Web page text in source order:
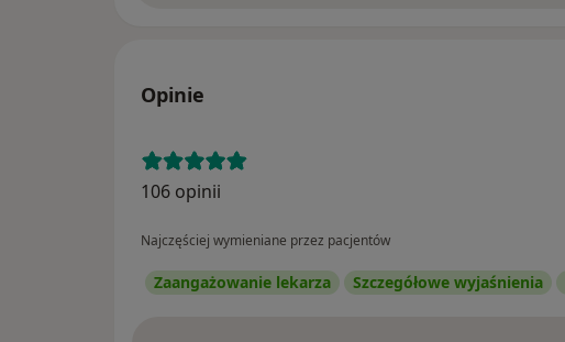
Opinie
106 opinii
Najczęściej wymieniane przez pacjentów
Zaangażowanie lekarza Szczegółowe wyjaśnienia